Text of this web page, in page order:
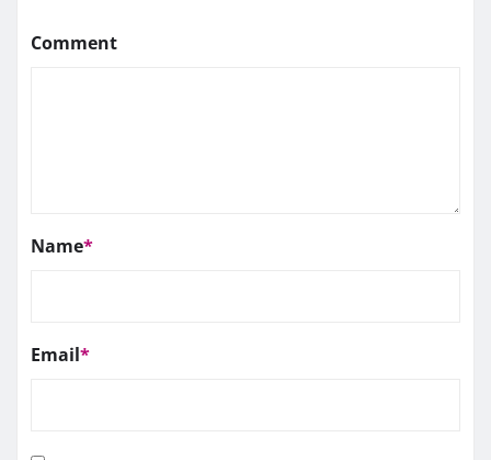
Comment
Name*
Email*